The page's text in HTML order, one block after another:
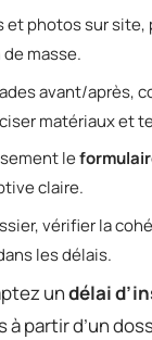
et photos sur
masse.
avant/après,
matériaux et
le
claire.
vérifier la
les délais.
undélai
à partir d’un